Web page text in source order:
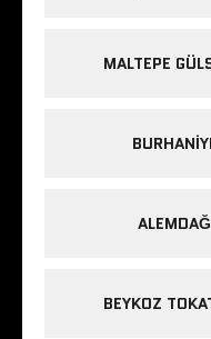
MALTEPE
BEYKOZ